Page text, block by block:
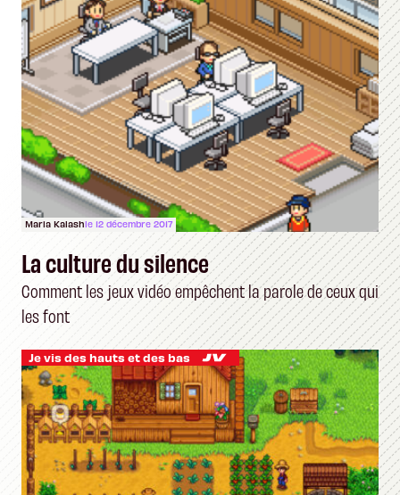
Maria Kalashle 12 décembre 2017
La culture du silence
Comment les jeux vidéo empêchent la parole de ceux qui
les font
Je vis des hauts et des bas